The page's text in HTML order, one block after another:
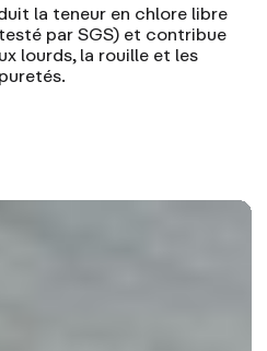
la teneur en chlore libre
par SGS) et contribue
lourds, la rouille et les